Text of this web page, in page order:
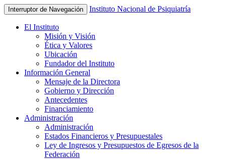
Interruptor de Navegación Instituto Nacional de Psiquiatría
El Instituto
Misión y Visión
Ética y Valores
Ubicación
Fundador del Instituto
Información General
Mensaje de la Directora
Gobierno y Dirección
Antecedentes
Financiamiento
Administración
Administración
Estados Financieros y Presupuestales
Ley de Ingresos y Presupuestos de Egresos de la
Federación